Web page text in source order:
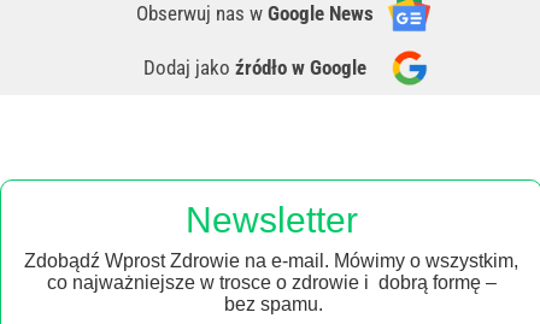
Obserwuj nas w Google News
Dodaj jako źródło w Google
Newsletter
Zdobądź Wprost Zdrowie na e-mail. Mówimy o wszystkim,
co najważniejsze w trosce o zdrowie i dobrą formę –
bez spamu.